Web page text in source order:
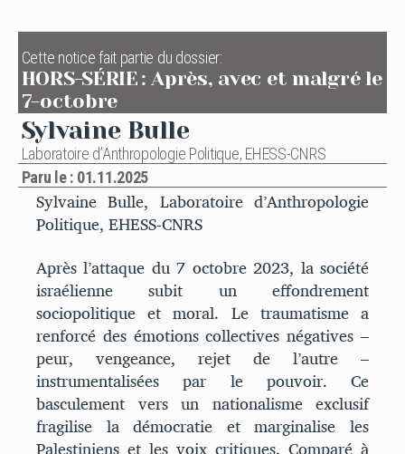
Cette notice fait partie du dossier:
HORS-SÉRIE : Après, avec et malgré le
7-octobre
Sylvaine Bulle
Laboratoire d’Anthropologie Politique, EHESS-CNRS
Paru le : 01.11.2025
Sylvaine Bulle, Laboratoire d’Anthropologie
Politique, EHESS-CNRS
Après l’attaque du 7 octobre 2023, la société
israélienne subit un effondrement
sociopolitique et moral. Le traumatisme a
renforcé des émotions collectives négatives –
peur, vengeance, rejet de l’autre –
instrumentalisées par le pouvoir. Ce
basculement vers un nationalisme exclusif
fragilise la démocratie et marginalise les